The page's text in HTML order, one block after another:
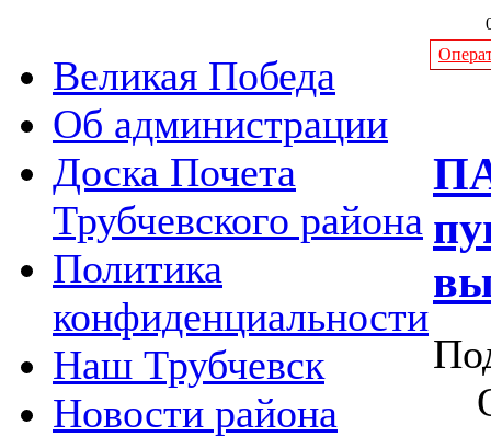
Великая Победа
Об администрации
Доска Почета
Трубчевского района
Политика
конфиденциальности
Наш Трубчевск
Новости района